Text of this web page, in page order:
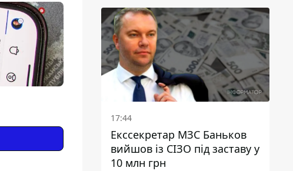
17:44
Екссекретар МЗС Баньков
вийшов із СІЗО під заставу у
10 млн грн